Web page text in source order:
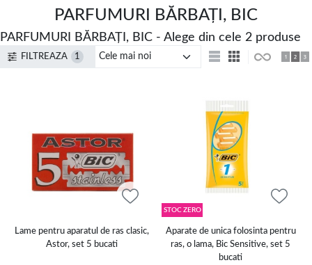
PARFUMURI BĂRBAȚI, BIC
PARFUMURI BĂRBAȚI, BIC - Alege din cele 2 produse
FILTREAZA 1
Lame pentru aparatul de ras clasic,
Astor, set 5 bucati
STOC ZERO
Aparate de unica folosinta pentru
ras, o lama, Bic Sensitive, set 5
bucati